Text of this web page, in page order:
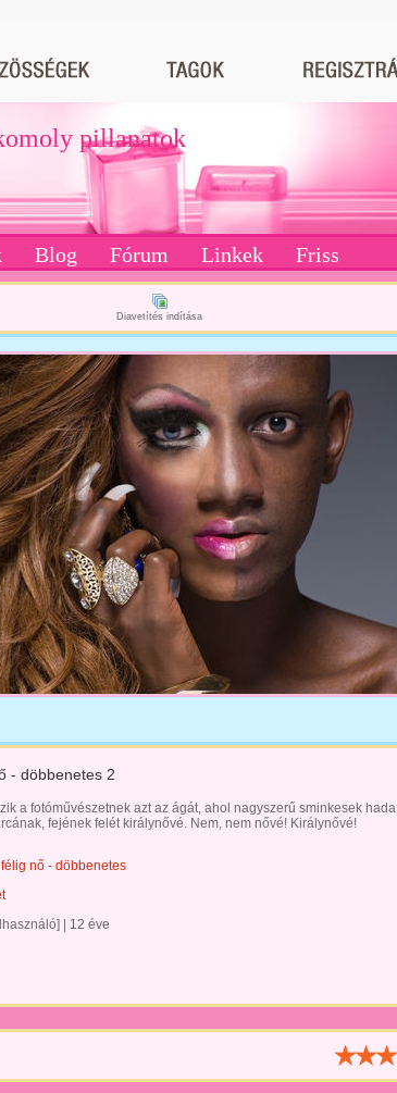
pillanatok
Blog Fórum Linkek Friss
Diavetítés indítása
- döbbenetes 2
a fotóművészetnek azt az ágát, ahol nagyszerű sminkesek hada
fejének felét királynővé. Nem, nem nővé! Királynővé!
félig nő - döbbenetes
12 éve